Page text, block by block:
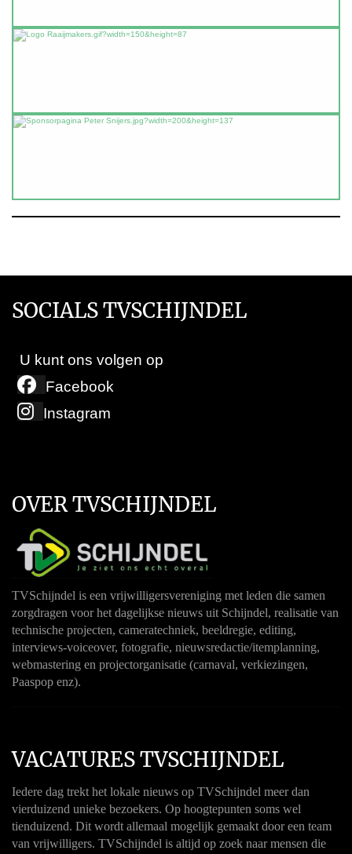
SOCIALS TVSCHIJNDEL
U kunt ons volgen op
Facebook
Instagram
OVER TVSCHIJNDEL
TVSchijndel is een vrijwilligersvereniging met leden die samen
zorgdragen voor het dagelijkse nieuws uit Schijndel, realisatie van
technische projecten, cameratechniek, beeldregie, editing,
interviews-voiceover, fotografie, nieuwsredactie/itemplanning,
webmastering en projectorganisatie (carnaval, verkiezingen,
Paaspop enz).
VACATURES TVSCHIJNDEL
Iedere dag trekt het lokale nieuws op TVSchijndel meer dan
vierduizend unieke bezoekers. Op hoogtepunten soms wel
tienduizend. Dit wordt allemaal mogelijk gemaakt door een team
van vrijwilligers. TVSchijndel is altijd op zoek naar mensen die